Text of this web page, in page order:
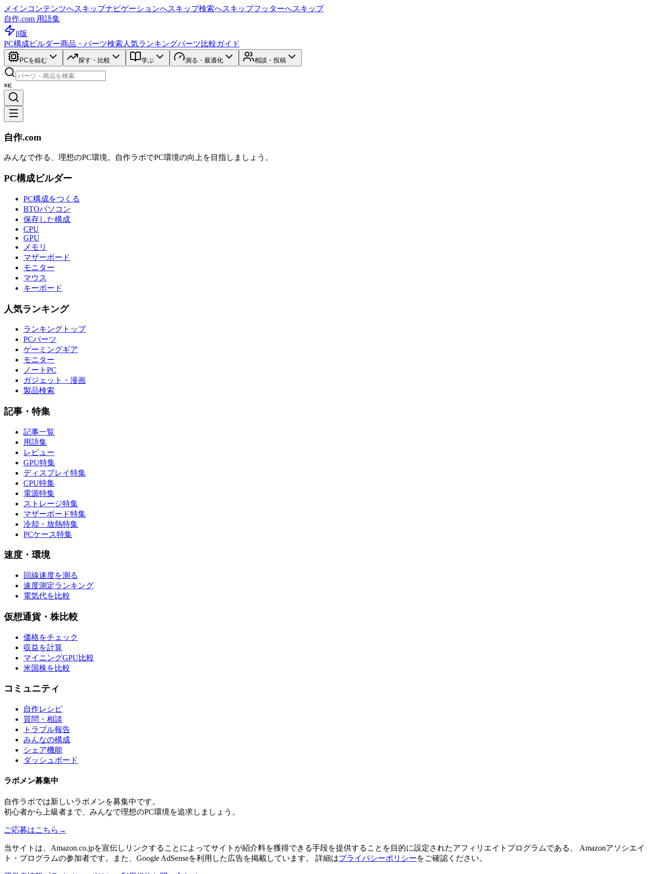
メインコンテンツへスキップナビゲーションへスキップ検索へスキップフッターへスキップ
自作.com 用語集
β版
PC構成ビルダー商品・パーツ検索 人気ランキングパーツ比較ガイド
PCを組む 探す・比較 学ぶ 測る・最適化 相談・投稿
⌘K
自作.com
みんなで作る、理想のPC環境。 自作ラボでPC環境の向上を目指しましょう。
PC構成ビルダー
PC構成をつくる
BTOパソコン
保存した構成
CPU
GPU
メモリ
マザーボード
モニター
マウス
キーボード
人気ランキング
ランキングトップ
PCパーツ
ゲーミングギア
モニター
ノートPC
ガジェット・漫画
製品検索
記事・特集
記事一覧
用語集
レビュー
GPU特集
ディスプレイ特集
CPU特集
電源特集
ストレージ特集
マザーボード特集
冷却・放熱特集
PCケース特集
速度・環境
回線速度を測る
速度測定ランキング
電気代を比較
仮想通貨・株比較
価格をチェック
収益を計算
マイニングGPU比較
米国株を比較
コミュニティ
自作レシピ
質問・相談
トラブル報告
みんなの構成
シェア機能
ダッシュボード
ラボメン募集中
自作ラボでは新しいラボメンを募集中です。
初心者から上級者まで、みんなで理想のPC環境を追求しましょう。
ご応募はこちら →
当サイトは、Amazon.co.jpを宣伝しリンクすることによってサイトが紹介料を獲得できる手段を提供することを目的に設定されたアフィリエイトプログラムである、 Amazonアソシエイ
ト・プログラムの参加者です。また、Google AdSenseを利用した広告を掲載しています。 詳細はプライバシーポリシーをご確認ください。